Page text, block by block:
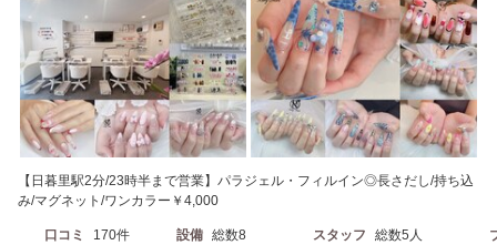
【日暮里駅2分/23時半まで営業】パラジェル・フィルイン◎長さだし/持ち込
み/マグネット/ワンカラー￥4,000
口コミ 170件 設備 総数8 スタッフ 総数5人